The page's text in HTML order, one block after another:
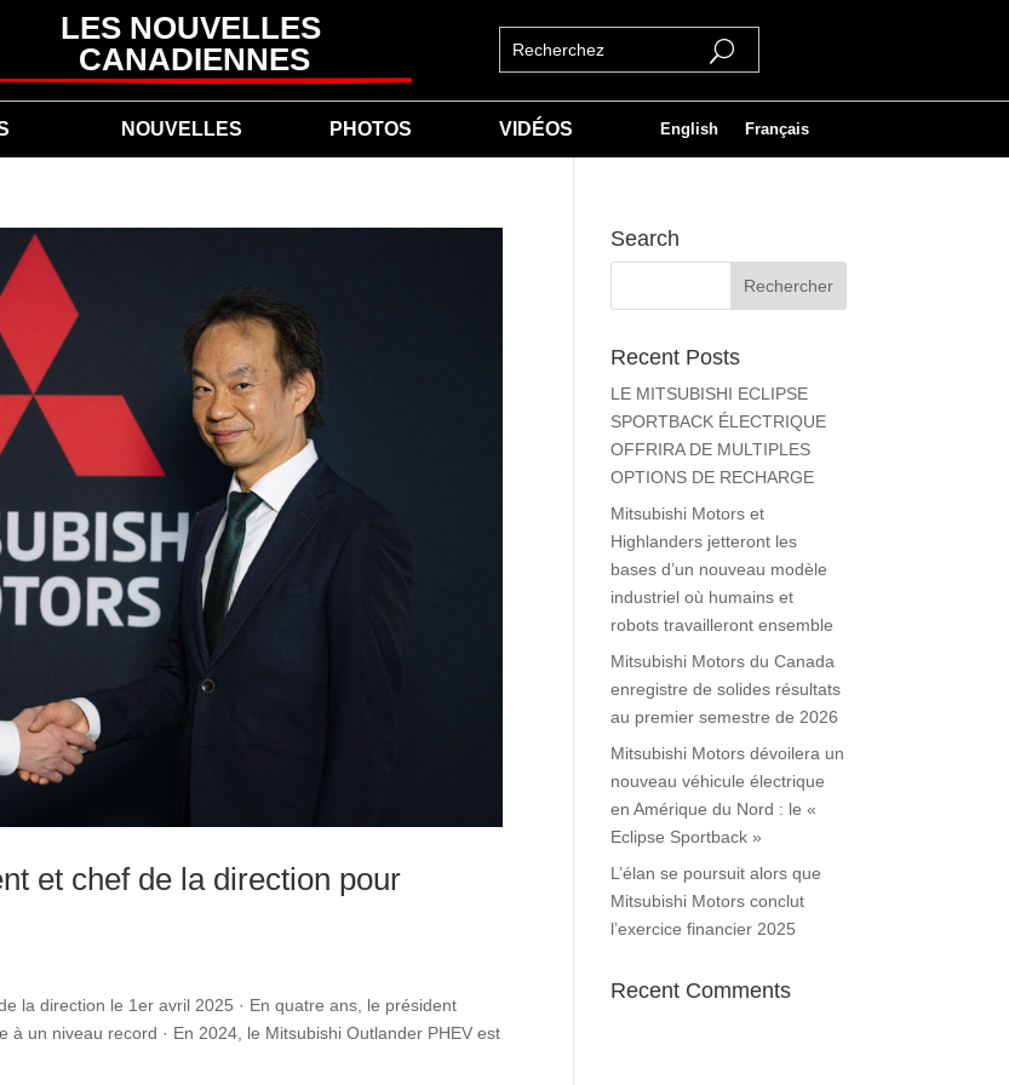
LES NOUVELLES
CANADIENNES
NOUVELLES PHOTOS VIDÉOS English Français
et chef de la direction pour
la direction le 1er avril 2025 · En quatre ans, le président
un niveau record · En 2024, le Mitsubishi Outlander PHEV est
Search
Recent Posts
LE MITSUBISHI ECLIPSE
SPORTBACK ÉLECTRIQUE
OFFRIRA DE MULTIPLES
OPTIONS DE RECHARGE
Mitsubishi Motors et
Highlanders jetteront les
bases d’un nouveau modèle
industriel où humains et
robots travailleront ensemble
Mitsubishi Motors du Canada
enregistre de solides résultats
au premier semestre de 2026
Mitsubishi Motors dévoilera un
nouveau véhicule électrique
en Amérique du Nord : le «
Eclipse Sportback »
L’élan se poursuit alors que
Mitsubishi Motors conclut
l’exercice financier 2025
Recent Comments